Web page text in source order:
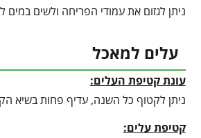
ניתן לגזום את עמודי הפריחה ולשים
עלים למאכל
עונת קטיפת העלים:
ניתן לקטוף כל השנה, עדיף פחות בשיא
קטיפת עלים: